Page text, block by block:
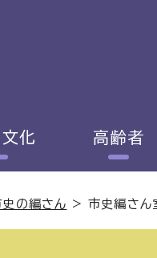
文化 高齢者
の編さん >市史編さん